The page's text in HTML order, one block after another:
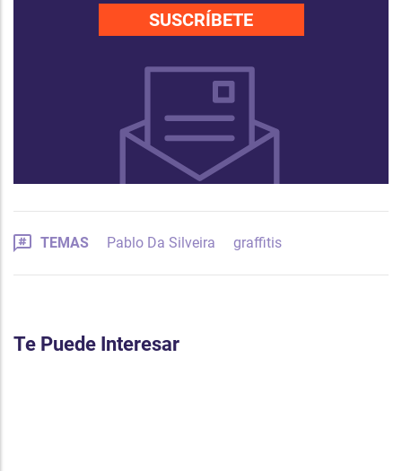
SUSCRÍBETE
TEMAS Pablo Da Silveira graffitis
Te Puede Interesar